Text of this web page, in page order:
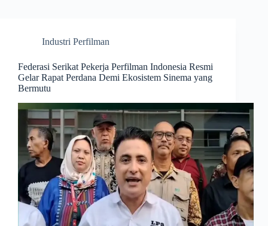
Industri Perfilman
Federasi Serikat Pekerja Perfilman Indonesia Resmi
Gelar Rapat Perdana Demi Ekosistem Sinema yang
Bermutu